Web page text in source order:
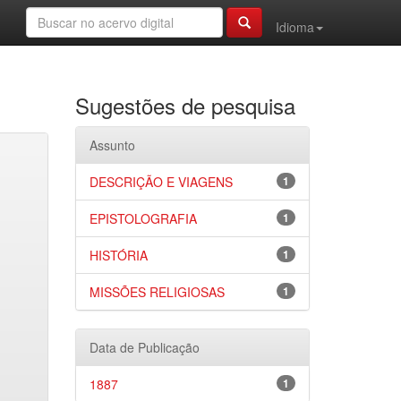
Idioma
Sugestões de pesquisa
Assunto
1
DESCRIÇÃO E VIAGENS
1
EPISTOLOGRAFIA
1
HISTÓRIA
1
MISSÕES RELIGIOSAS
Data de Publicação
1
1887